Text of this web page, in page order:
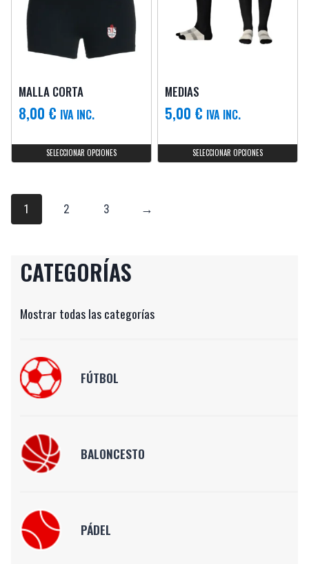
MALLA CORTA
8,00 € IVA INC.
SELECCIONAR OPCIONES
MEDIAS
5,00 € IVA INC.
SELECCIONAR OPCIONES
1 2 3 →
CATEGORÍAS
Mostrar todas las categorías
FÚTBOL
BALONCESTO
PÁDEL